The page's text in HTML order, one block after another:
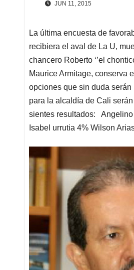
JUN 11, 2015
La última encuesta de
recibiera el aval de La U,
chancero Roberto ‘’el
Maurice Armitage, conserva
opciones que sin duda
para la alcaldía de Cali
sientes resultados: Angelino
Isabel urrutia 4% Wilson